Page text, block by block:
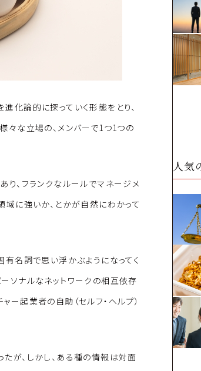
化論的に探っていく形態をとり、
々な立場の、メンバーで1つ1つの
り、フランクなルールでマネージメ
域に強いか、とかが自然にわかって
有名詞で思い浮かぶようになってく
ソナルなネットワークの相互依存
ー起業者の自助（セルフ・ヘルプ）
が、しかし、ある種の情報は対面
人気